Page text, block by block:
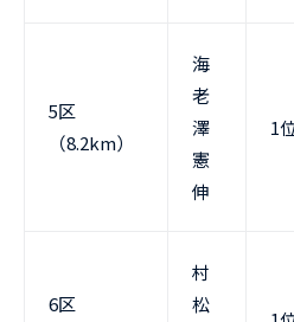
5区
（8.2km）
海
老
澤
憲
伸
1
6区
村
松